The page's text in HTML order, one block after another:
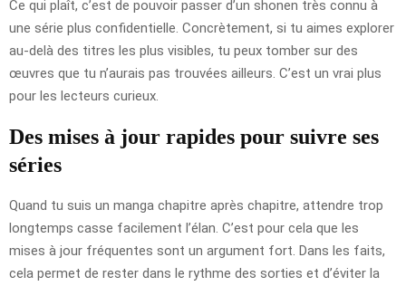
Ce qui plaît, c’est de pouvoir passer d’un shonen très connu à
une série plus confidentielle. Concrètement, si tu aimes explorer
au-delà des titres les plus visibles, tu peux tomber sur des
œuvres que tu n’aurais pas trouvées ailleurs. C’est un vrai plus
pour les lecteurs curieux.
Des mises à jour rapides pour suivre ses
séries
Quand tu suis un manga chapitre après chapitre, attendre trop
longtemps casse facilement l’élan. C’est pour cela que les
mises à jour fréquentes sont un argument fort. Dans les faits,
cela permet de rester dans le rythme des sorties et d’éviter la